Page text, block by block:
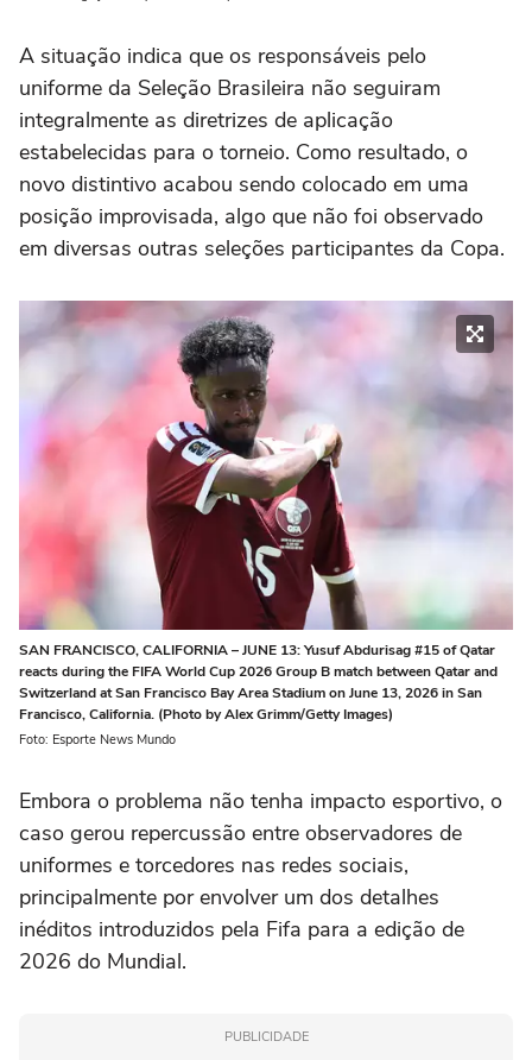
A situação indica que os responsáveis pelo
uniforme da Seleção Brasileira não seguiram
integralmente as diretrizes de aplicação
estabelecidas para o torneio. Como resultado, o
novo distintivo acabou sendo colocado em uma
posição improvisada, algo que não foi observado
em diversas outras seleções participantes da Copa.
SAN FRANCISCO, CALIFORNIA – JUNE 13: Yusuf Abdurisag #15 of Qatar
reacts during the FIFA World Cup 2026 Group B match between Qatar and
Switzerland at San Francisco Bay Area Stadium on June 13, 2026 in San
Francisco, California. (Photo by Alex Grimm/Getty Images)
Foto: Esporte News Mundo
Embora o problema não tenha impacto esportivo, o
caso gerou repercussão entre observadores de
uniformes e torcedores nas redes sociais,
principalmente por envolver um dos detalhes
inéditos introduzidos pela Fifa para a edição de
2026 do Mundial.
PUBLICIDADE